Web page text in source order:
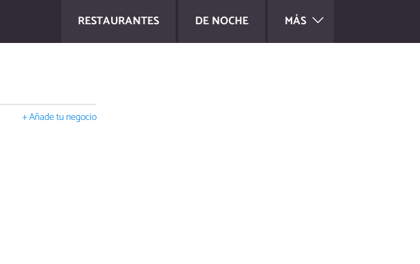
RESTAURANTES DE NOCHE MÁS
+ Añade tu negocio